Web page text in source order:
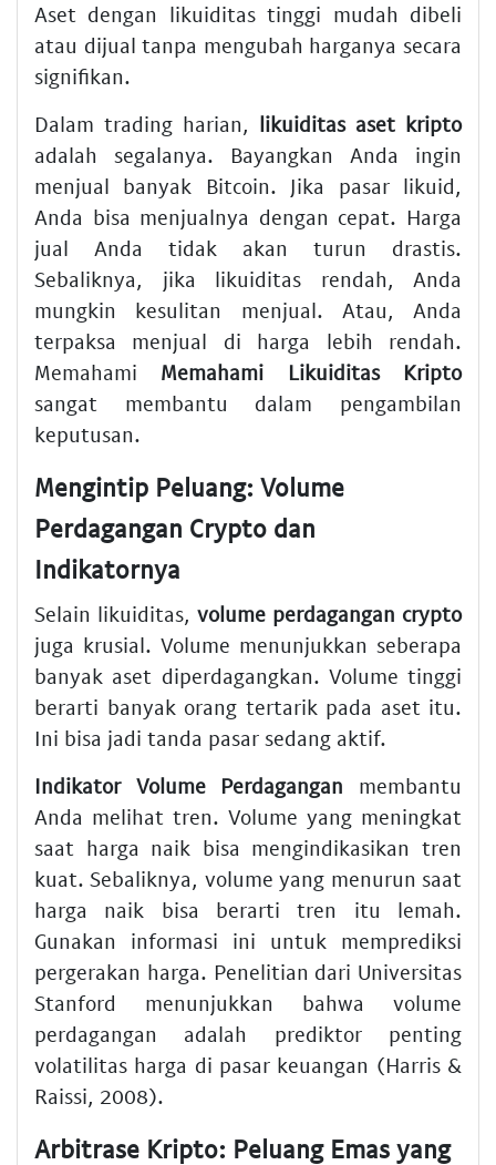
Aset dengan likuiditas tinggi mudah dibeli
atau dijual tanpa mengubah harganya secara
signifikan.
Dalam trading harian, likuiditas aset kripto
adalah segalanya. Bayangkan Anda ingin
menjual banyak Bitcoin. Jika pasar likuid,
Anda bisa menjualnya dengan cepat. Harga
jual Anda tidak akan turun drastis.
Sebaliknya, jika likuiditas rendah, Anda
mungkin kesulitan menjual. Atau, Anda
terpaksa menjual di harga lebih rendah.
Memahami Memahami Likuiditas Kripto
sangat membantu dalam pengambilan
keputusan.
Mengintip Peluang: Volume
Perdagangan Crypto dan
Indikatornya
Selain likuiditas, volume perdagangan crypto
juga krusial. Volume menunjukkan seberapa
banyak aset diperdagangkan. Volume tinggi
berarti banyak orang tertarik pada aset itu.
Ini bisa jadi tanda pasar sedang aktif.
Indikator Volume Perdagangan membantu
Anda melihat tren. Volume yang meningkat
saat harga naik bisa mengindikasikan tren
kuat. Sebaliknya, volume yang menurun saat
harga naik bisa berarti tren itu lemah.
Gunakan informasi ini untuk memprediksi
pergerakan harga. Penelitian dari Universitas
Stanford menunjukkan bahwa volume
perdagangan adalah prediktor penting
volatilitas harga di pasar keuangan (Harris &
Raissi, 2008).
Arbitrase Kripto: Peluang Emas yang